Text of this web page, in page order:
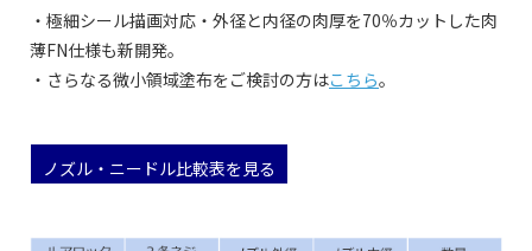
・極細シール描画対応・外径と内径の肉厚を70％カットした肉
薄FN仕様も新開発。
・さらなる微小領域塗布をご検討の方はこちら。
ノズル・ニードル比較表を見る